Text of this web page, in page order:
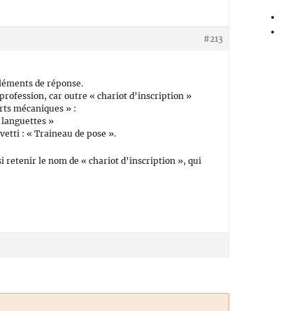
#213
de réponse.
car outre « chariot d’inscription »
mécaniques » :
»
: « Traineau de pose ».
retenir le nom de « chariot d’inscription », qui